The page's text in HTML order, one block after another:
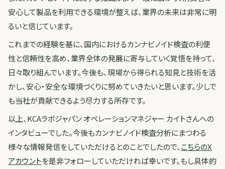
安心して製品を利用できる環境が整えば、業界の未来は非常に明
るいと信じています。
これまでの経験を基に、国内におけるカンナビノイド検査の利便
性と信頼性を高め、業界全体の発展に寄与していく覚悟を持って、
日々取り組んでいます。今後も、現場から得られる知見と技術を活
かし、安心・安全な環境づくりに努めていきたいと思います。少しで
も当社が貢献できるよう尽力する所存です。
以上、KCAラボジャパン オペレーションマネジャー カイトさんへの
インタビューでした。今後もカンナビノイド検査分析にまつわる
様々な情報発信をしていただけるとのことでしたので、 こちらのX
アカウントを是非フォローしていただければ幸いです。もし具体的